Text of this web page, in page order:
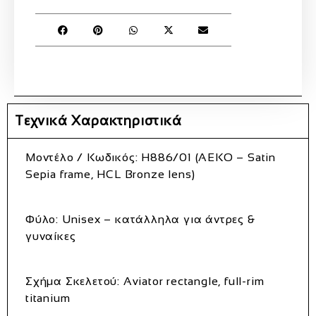
Τεχνικά Χαρακτηριστικά
Μοντέλο / Κωδικός: H886/01 (AEKO – Satin
Sepia frame, HCL Bronze lens)
Φύλο: Unisex – κατάλληλα για άντρες &
γυναίκες
Σχήμα Σκελετού: Aviator rectangle, full‑rim
titanium